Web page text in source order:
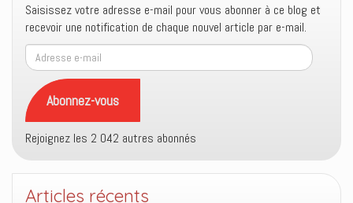
Saisissez votre adresse e-mail pour vous abonner à ce blog et
recevoir une notification de chaque nouvel article par e-mail.
Adresse
e-
mail
Abonnez-vous
Rejoignez les 2 042 autres abonnés
Articles récents